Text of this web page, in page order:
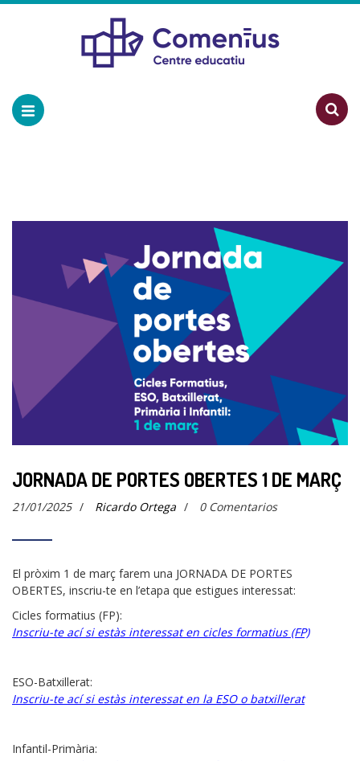
JORNADA DE PORTES OBERTES 1 DE MARÇ
21/01/2025 / Ricardo Ortega / 0 Comentarios
El pròxim 1 de març farem una JORNADA DE PORTES
OBERTES, inscriu-te en l’etapa que estigues interessat:
Cicles formatius (FP):
Inscriu-te ací si estàs interessat en cicles formatius (FP)
ESO-Batxillerat:
Inscriu-te ací si estàs interessat en la ESO o batxillerat
Infantil-Primària: